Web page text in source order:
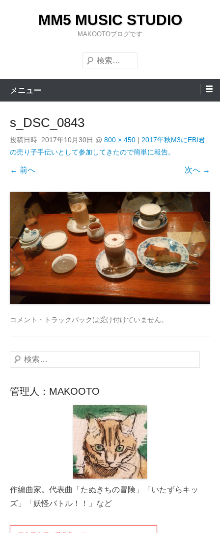
キ
MM5 MUSIC STUDIO
MAKOOTOブログです
検
索
メニュー
s_DSC_0843
投稿日時: 2017年10月30日 @ 800 × 450 | 2017年秋M3にEBI君
の売り子手伝いとして参加してきたので簡単に報告。
← 前へ 次へ →
コメント・トラックバックは受け付けていません。
検
管理人：MAKOOTO
作編曲家。代表曲「たぬきちの冒険」「いたずらキッ
ズ」「妖怪バトル！！」など